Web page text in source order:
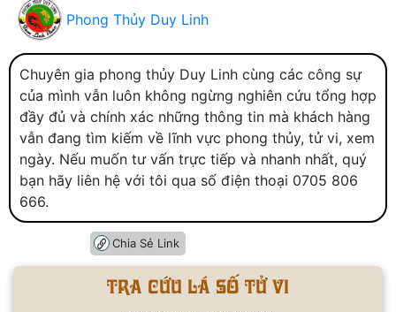
Phong Thủy Duy Linh
Chuyên gia phong thủy Duy Linh cùng các công sự
của mình vẫn luôn không ngừng nghiên cứu tổng hợp
đầy đủ và chính xác những thông tin mà khách hàng
vẫn đang tìm kiếm về lĩnh vực phong thủy, tử vi, xem
ngày. Nếu muốn tư vấn trực tiếp và nhanh nhất, quý
bạn hãy liên hệ với tôi qua số điện thoại 0705 806
666.
Chia Sẻ Link
Tra cứu lá số tử vi